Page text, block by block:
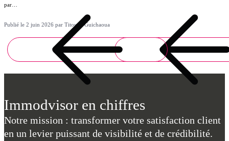
par…
Publié le 2 juin 2026 par Titouan Guichaoua
Immodvisor en chiffres
Notre mission : transformer votre satisfaction client
en un levier puissant de visibilité et de crédibilité.